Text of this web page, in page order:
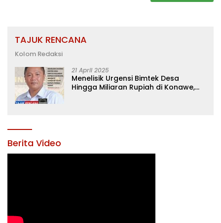
TAJUK RENCANA
Kolom Redaksi
21 April 2025
Menelisik Urgensi Bimtek Desa
Hingga Miliaran Rupiah di Konawe,
Berita Video